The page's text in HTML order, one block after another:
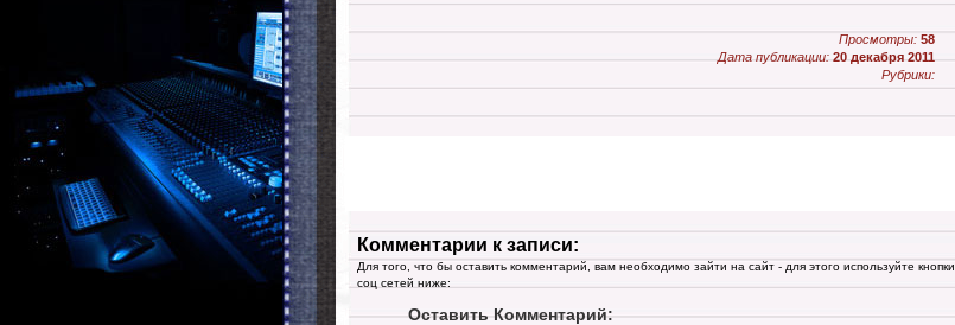
Просмотры: 58
Дата публикации: 20 декабря 2011
Рубрики:
Комментарии к записи:
Для того, что бы оставить комментарий, вам необходимо зайти на сайт - для этого используйте кнопки
соц сетей ниже:
Оставить Комментарий: